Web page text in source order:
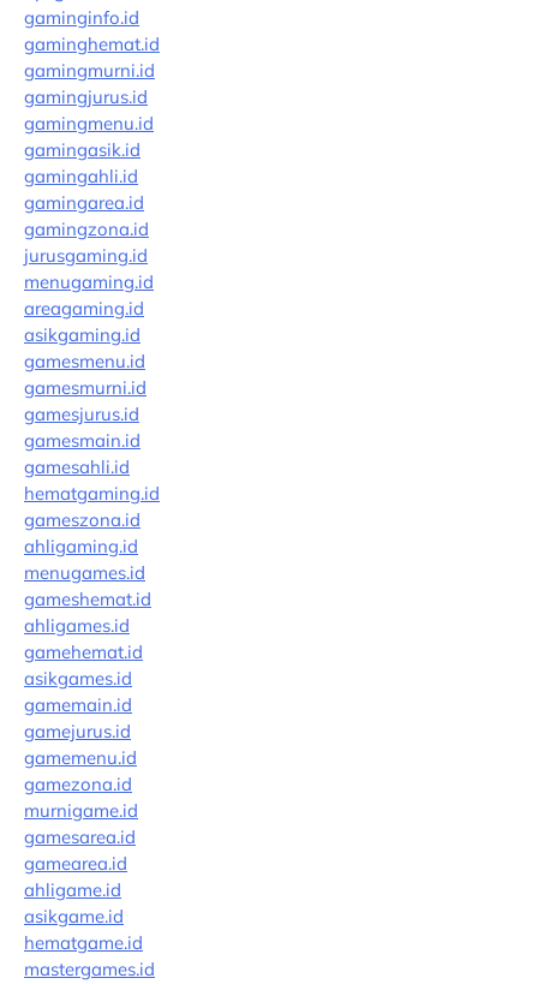
gaminginfo.id
gaminghemat.id
gamingmurni.id
gamingjurus.id
gamingmenu.id
gamingasik.id
gamingahli.id
gamingarea.id
gamingzona.id
jurusgaming.id
menugaming.id
areagaming.id
asikgaming.id
gamesmenu.id
gamesmurni.id
gamesjurus.id
gamesmain.id
gamesahli.id
hematgaming.id
gameszona.id
ahligaming.id
menugames.id
gameshemat.id
ahligames.id
gamehemat.id
asikgames.id
gamemain.id
gamejurus.id
gamemenu.id
gamezona.id
murnigame.id
gamesarea.id
gamearea.id
ahligame.id
asikgame.id
hematgame.id
mastergames.id